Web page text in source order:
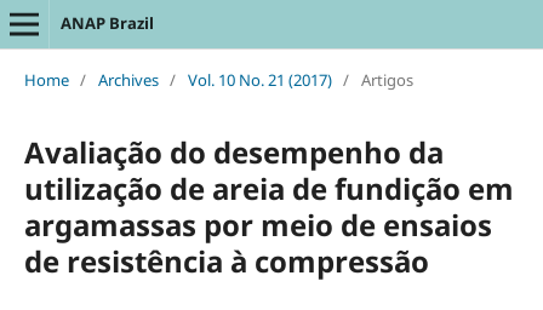
ANAP Brazil
Home / Archives / Vol. 10 No. 21 (2017) / Artigos
Avaliação do desempenho da
utilização de areia de fundição em
argamassas por meio de ensaios
de resistência à compressão